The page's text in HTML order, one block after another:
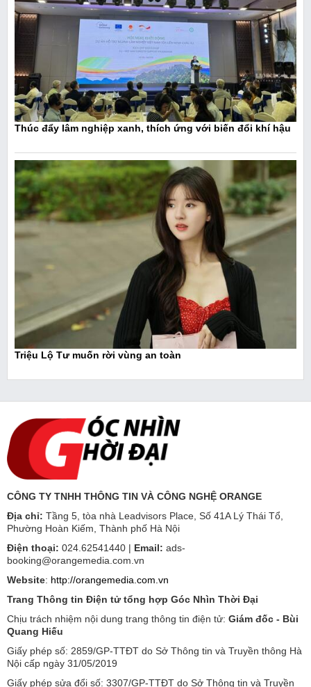
Thúc đẩy lâm nghiệp xanh, thích ứng với biến đổi khí hậu
Triệu Lộ Tư muốn rời vùng an toàn
CÔNG TY TNHH THÔNG TIN VÀ CÔNG NGHỆ ORANGE
Địa chỉ: Tầng 5, tòa nhà Leadvisors Place, Số 41A Lý Thái Tổ,
Phường Hoàn Kiếm, Thành phố Hà Nội
Điện thoại: 024.62541440 | Email: ads-
booking@orangemedia.com.vn
Website: http://orangemedia.com.vn
Trang Thông tin Điện tử tổng hợp Góc Nhìn Thời Đại
Chịu trách nhiệm nội dung trang thông tin điện tử: Giám đốc - Bùi
Quang Hiếu
Giấy phép số: 2859/GP-TTĐT do Sở Thông tin và Truyền thông Hà
Nội cấp ngày 31/05/2019
Giấy phép sửa đổi số: 3307/GP-TTĐT do Sở Thông tin và Truyền